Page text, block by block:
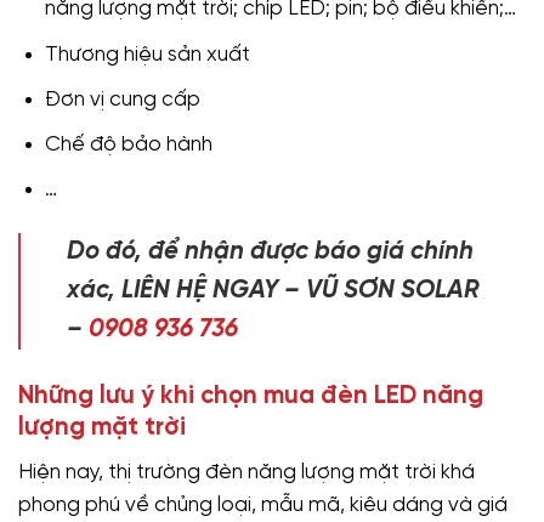
năng lượng mặt trời; chíp LED; pin; bộ điều khiển;…
Thương hiệu sản xuất
Đơn vị cung cấp
Chế độ bảo hành
…
Do đó, để nhận được báo giá chính
xác, LIÊN HỆ NGAY – VŨ SƠN SOLAR
– 0908 936 736
Những lưu ý khi chọn mua đèn LED năng
lượng mặt trời
Hiện nay, thị trường đèn năng lượng mặt trời khá
phong phú về chủng loại, mẫu mã, kiêu dáng và giá